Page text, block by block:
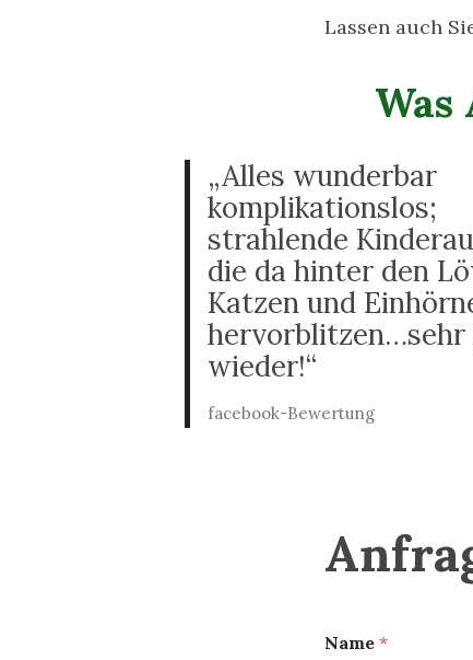
Lassen auch
Was
„Alles wunderbar
komplikationslos;
strahlende
die da hinter den
Katzen und
hervorblitzen…sehr
wieder!“
facebook-Bewertung
Name *